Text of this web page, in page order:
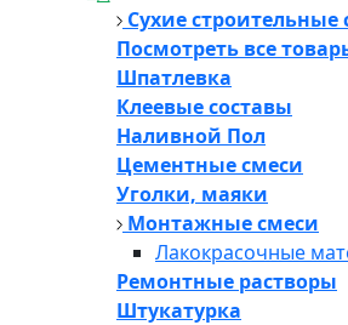
Сухие строительные
Посмотреть все
Шпатлевка
Клеевые составы
Наливной Пол
Цементные смеси
Уголки, маяки
Монтажные смеси
Лакокрасочные
Ремонтные растворы
Штукатурка